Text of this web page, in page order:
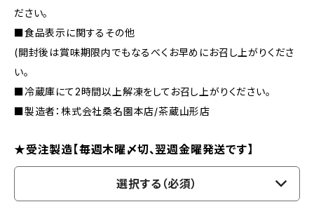
ださい。
■食品表示に関するその他
(開封後は賞味期限内でもなるべくお早めにお召し上がりくださ
い。
■冷蔵庫にて2時間以上解凍をしてお召し上がりください。
■製造者：株式会社桑名園本店/茶蔵山形店
★受注製造【毎週木曜〆切、翌週金曜発送です】
選択する（必須）